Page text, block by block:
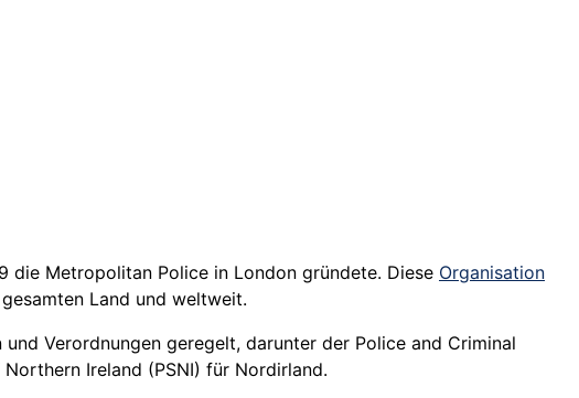
die Metropolitan Police in London gründete. Diese Organisation
Land und weltweit.
Verordnungen geregelt, darunter der Police and Criminal
Ireland (PSNI) für Nordirland.